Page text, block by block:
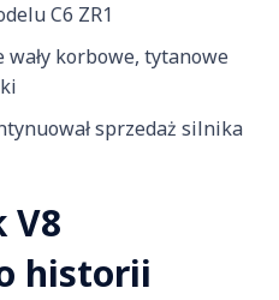
C6 ZR1
wały korbowe, tytanowe
sprzedaż silnika
V8
historii